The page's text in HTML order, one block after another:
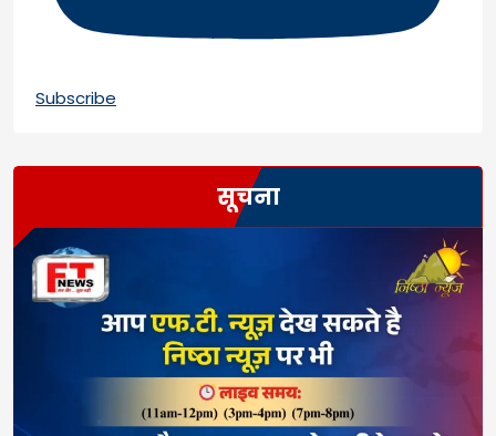
Subscribe
सूचना